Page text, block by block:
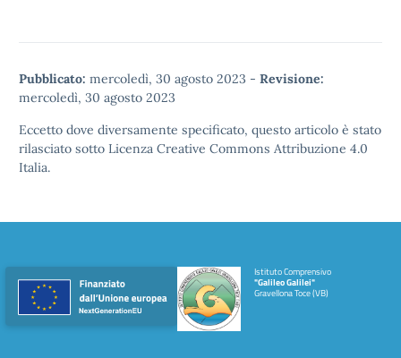
Pubblicato: mercoledì, 30 agosto 2023 - Revisione:
mercoledì, 30 agosto 2023
Eccetto dove diversamente specificato, questo articolo è stato
rilasciato sotto Licenza Creative Commons Attribuzione 4.0
Italia.
Istituto Comprensivo
"Galileo Galilei"
Gravellona Toce (VB)